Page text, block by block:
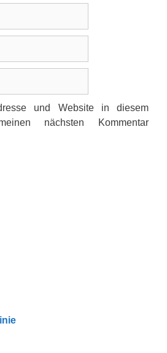
und Website in diesem
nächsten Kommentar